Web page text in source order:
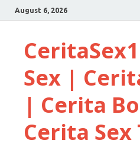
August 6, 2026
Sex |
| Cerita
Cerita